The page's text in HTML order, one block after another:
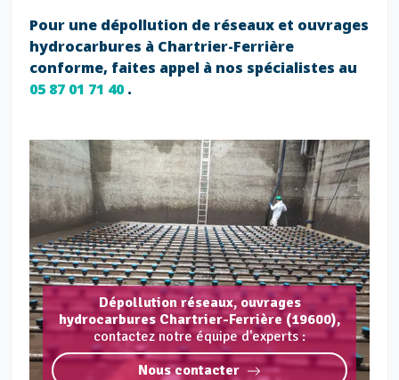
Pour une dépollution de réseaux et ouvrages
hydrocarbures à Chartrier-Ferrière
conforme, faites appel à nos spécialistes au
05 87 01 71 40.
Dépollution réseaux, ouvrages
hydrocarbures Chartrier-Ferrière (19600),
contactez notre équipe d'experts :
Nous contacter